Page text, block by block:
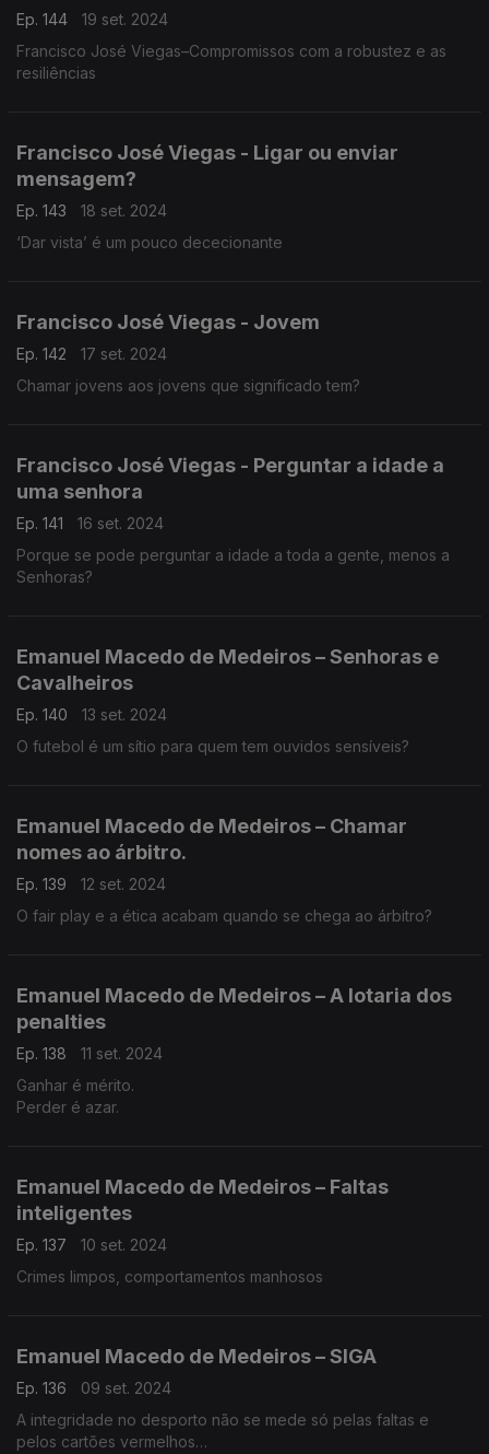
Ep. 144
19 set. 2024
Francisco José Viegas–Compromissos com a robustez e as
resiliências
Francisco José Viegas - Ligar ou enviar
mensagem?
Ep. 143
18 set. 2024
‘Dar vista’ é um pouco dececionante
Francisco José Viegas - Jovem
Ep. 142
17 set. 2024
Chamar jovens aos jovens que significado tem?
Francisco José Viegas - Perguntar a idade a
uma senhora
Ep. 141
16 set. 2024
Porque se pode perguntar a idade a toda a gente, menos a
Senhoras?
Emanuel Macedo de Medeiros – Senhoras e
Cavalheiros
Ep. 140
13 set. 2024
O futebol é um sítio para quem tem ouvidos sensíveis?
Emanuel Macedo de Medeiros – Chamar
nomes ao árbitro.
Ep. 139
12 set. 2024
O fair play e a ética acabam quando se chega ao árbitro?
Emanuel Macedo de Medeiros – A lotaria dos
penalties
Ep. 138
11 set. 2024
Ganhar é mérito.
Perder é azar.
Emanuel Macedo de Medeiros – Faltas
inteligentes
Ep. 137
10 set. 2024
Crimes limpos, comportamentos manhosos
Emanuel Macedo de Medeiros – SIGA
Ep. 136
09 set. 2024
A integridade no desporto não se mede só pelas faltas e
pelos cartões vermelhos